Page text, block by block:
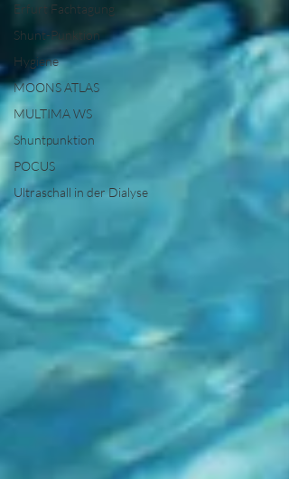
Erfurt Fachtagung
Shunt-Punktion
Hygiene
MOONS ATLAS
MULTIMA WS
Shuntpunktion
POCUS
Ultraschall in der Dialyse